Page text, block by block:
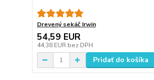
Drevený sekáč Irwin
54,59 EUR
44,38 EUR bez DPH
Pridať do košíka